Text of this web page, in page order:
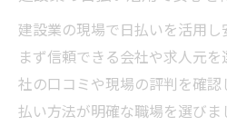
建設業の現場で日払いを活用し
まず信頼できる会社や求人元
社の口コミや現場の評判を確
払い方法が明確な職場を選び